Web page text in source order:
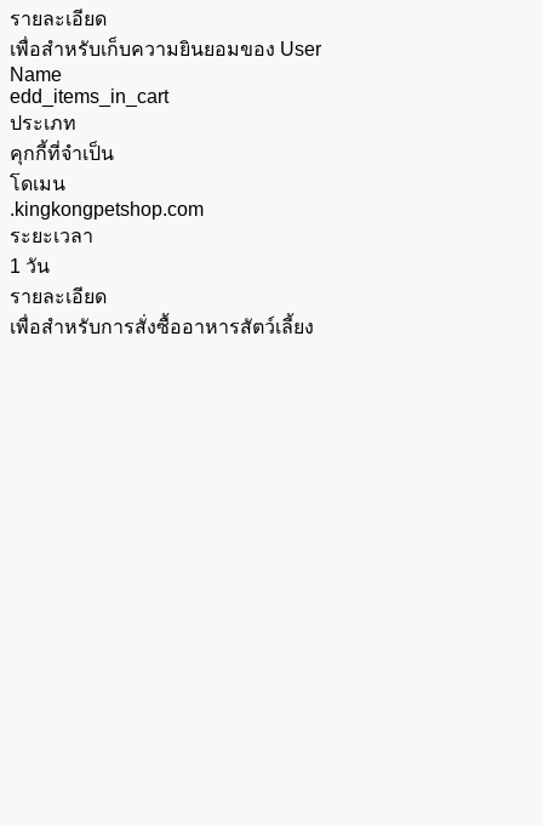
รายละเอียด
เพื่อสำหรับเก็บความยินยอมของ User
Name
edd_items_in_cart
ประเภท
คุกกี้ที่จำเป็น
โดเมน
.kingkongpetshop.com
ระยะเวลา
1 วัน
รายละเอียด
เพื่อสำหรับการสั่งซื้ออาหารสัตว์เลี้ยง